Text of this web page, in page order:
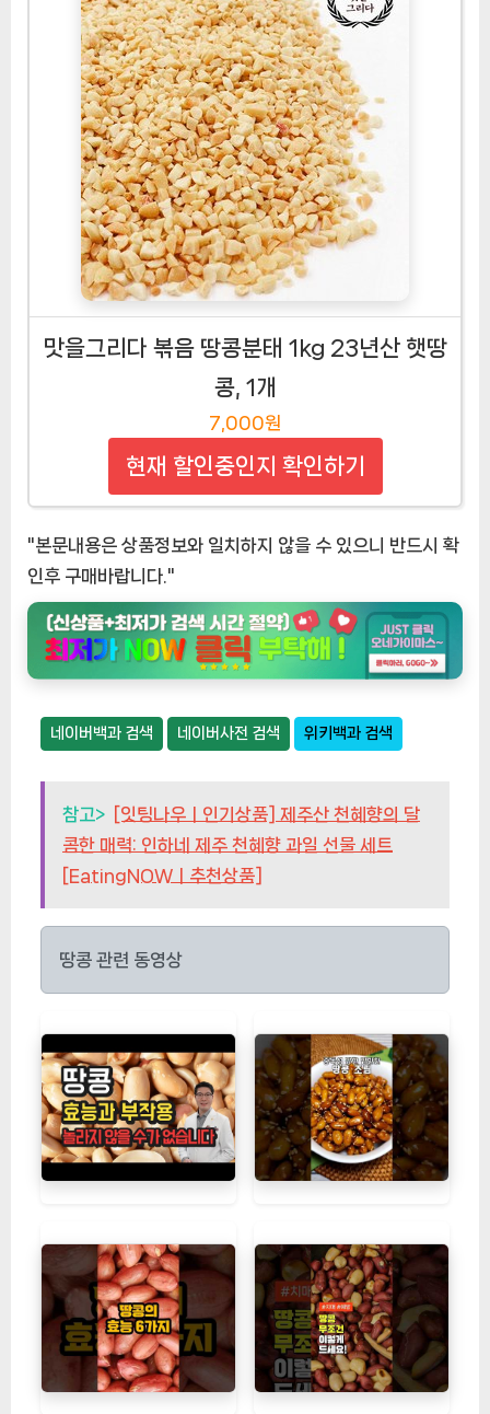
맛을그리다 볶음 땅콩분태 1kg 23년산 햇땅
콩, 1개
7,000원
현재 할인중인지 확인하기
"본문내용은 상품정보와 일치하지 않을 수 있으니 반드시 확
인후 구매바랍니다."
네이버백과 검색 네이버사전 검색 위키백과 검색
참고> [잇팅나우ㅣ인기상품] 제주산 천혜향의 달
콤한 매력: 인하네 제주 천혜향 과일 선물 세트
[EatingNOWㅣ추천상품]
땅콩 관련 동영상